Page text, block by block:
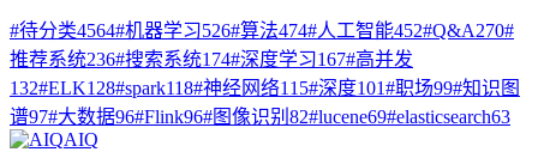
#待分类4564#机器学习526#算法474#人工智能452#Q&A270#
推荐系统236#搜索系统174#深度学习167#高并发
132#ELK128#spark118#神经网络115#深度101#职场99#知识图
谱97#大数据96#Flink96#图像识别 82#lucene69#elasticsearch63
AIQ